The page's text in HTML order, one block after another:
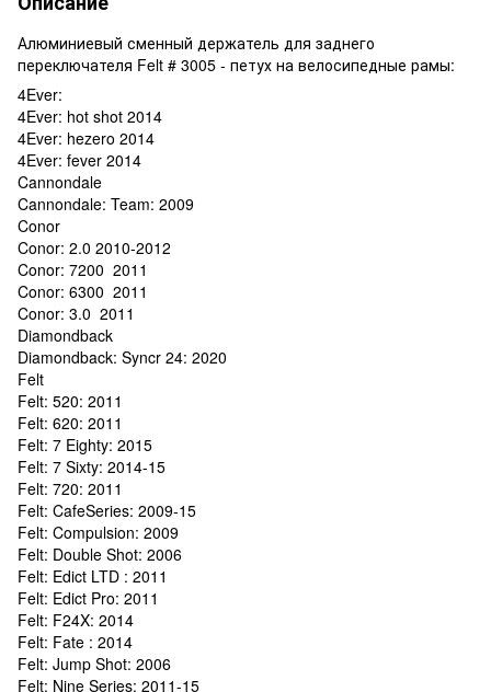
Алюминиевый сменный держатель для заднего
переключателя Felt # 3005 - петух на велосипедные рамы:
4Ever:
4Ever: hot shot 2014
4Ever: hezero 2014
4Ever: fever 2014
Cannondale
Cannondale: Team: 2009
Conor
Conor: 2.0 2010-2012
Conor: 7200 2011
Conor: 6300 2011
Conor: 3.0 2011
Diamondback
Diamondback: Syncr 24: 2020
Felt
Felt: 520: 2011
Felt: 620: 2011
Felt: 7 Eighty: 2015
Felt: 7 Sixty: 2014-15
Felt: 720: 2011
Felt: CafeSeries: 2009-15
Felt: Compulsion: 2009
Felt: Double Shot: 2006
Felt: Edict LTD : 2011
Felt: Edict Pro: 2011
Felt: F24X: 2014
Felt: Fate : 2014
Felt: Jump Shot: 2006
Felt: Nine Series: 2011-15